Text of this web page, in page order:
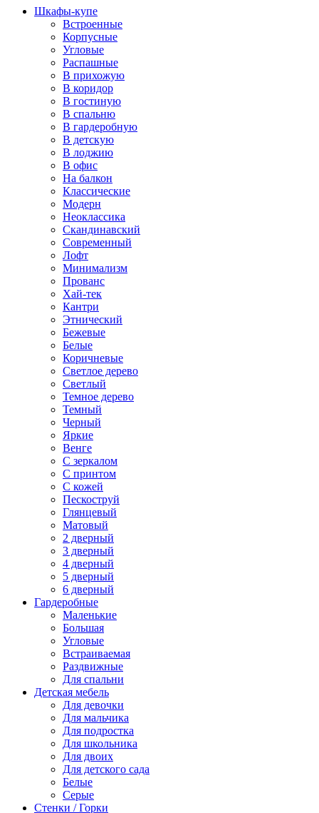
Шкафы-купе
Встроенные
Корпусные
Угловые
Распашные
В прихожую
В коридор
В гостиную
В спальню
В гардеробную
В детскую
В лоджию
В офис
На балкон
Классические
Модерн
Неоклассика
Скандинавский
Современный
Лофт
Минимализм
Прованс
Хай-тек
Кантри
Этнический
Бежевые
Белые
Коричневые
Светлое дерево
Светлый
Темное дерево
Темный
Черный
Яркие
Венге
С зеркалом
С принтом
С кожей
Пескоструй
Глянцевый
Матовый
2 дверный
3 дверный
4 дверный
5 дверный
6 дверный
Гардеробные
Маленькие
Большая
Угловые
Встраиваемая
Раздвижные
Для спальни
Детская мебель
Для девочки
Для мальчика
Для подростка
Для школьника
Для двоих
Для детского сада
Белые
Серые
Стенки / Горки